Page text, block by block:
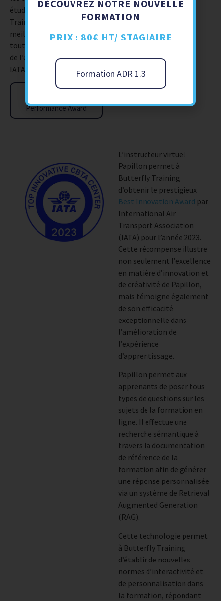
étudiants. Butterfly
Training a obtenu les
meilleurs résultats dans
toutes ces catégories lors
de l’enquête annuelle de
IATA.
l'accréditation Best
Performance Award
L’instructeur virtuel
Papillon permet à
Butterfly Training
d’obtenir le prestigieux
Best Innovation Award par
International Air
Transport Association
(IATA) pour l’année 2023.
Cette récompense illustre
non seulement l’excellence
en matière d’innovation et
de créativité de Papillon,
mais témoigne également
de son efficacité
exceptionnelle dans
l’amélioration de
l’expérience
d’apprentissage.
Papillon permet aux
apprenants de poser tous
types de questions sur les
sujets de la formation en
ligne. Il effectue une
recherche sémantique à
travers la documentation
de référence de la
formation afin de générer
une réponse personnalisée
via un système de Retrieval
Augmented Generation
(RAG).
Cette technologie permet
à Butterfly Training
d’établir de nouvelles
normes d’interactivité et
de personnalisation dans
la formation, répondant
DÉCOUVREZ NOTRE NOUVELLE
FORMATION
PRIX : 80€ HT/ STAGIAIRE
Formation ADR 1.3